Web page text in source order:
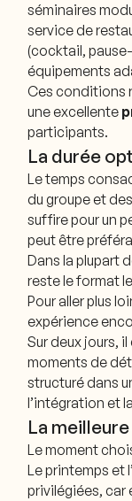
séminaires
service de
(cocktail,
équipements
Ces conditions
une excellente
participants.
La durée
Le temps
du groupe et
suffire pour un
peut être
Dans la plupart
reste le format
Pour aller plus
expérience
Sur deux jours,
moments de
structuré dans
l’intégration et
La
Le moment
Le printemps et
privilégiées,